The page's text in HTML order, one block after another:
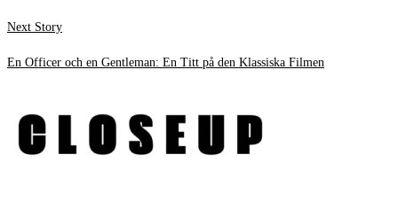
Next StoryNext
En Officer och en Gentleman: En Titt på den Klassiska Filmen